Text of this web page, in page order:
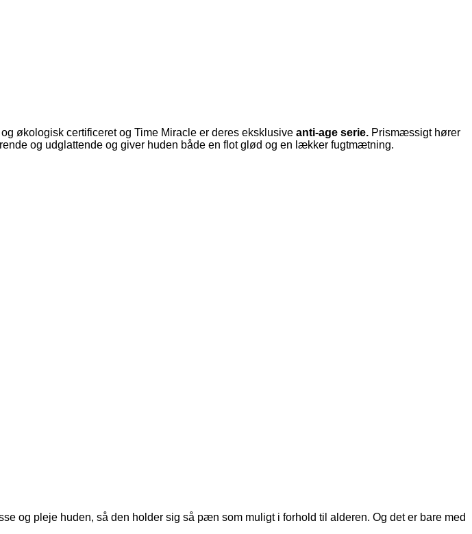
økologisk certificeret og Time Miracle er deres eksklusive anti-age serie. Prismæssigt hører
og udglattende og giver huden både en flot glød og en lækker fugtmætning.
og pleje huden, så den holder sig så pæn som muligt i forhold til alderen. Og det er bare med